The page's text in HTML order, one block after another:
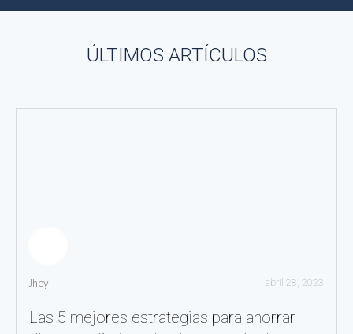
ÚLTIMOS ARTÍCULOS
Jhey abril 28, 2023
Las 5 mejores estrategias para ahorrar